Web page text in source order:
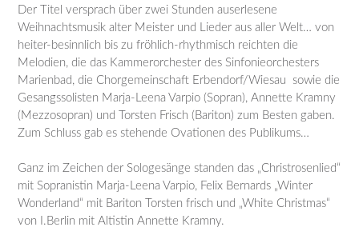
Der Titel versprach über zwei Stunden auserlesene
Weihnachtsmusik alter Meister und Lieder aus aller Welt… von
heiter-besinnlich bis zu fröhlich-rhythmisch reichten die
Melodien, die das Kammerorchester des Sinfonieorchesters
Marienbad, die Chorgemeinschaft Erbendorf/Wiesau sowie die
Gesangssolisten Marja-Leena Varpio (Sopran), Annette Kramny
(Mezzosopran) und Torsten Frisch (Bariton) zum Besten gaben.
Zum Schluss gab es stehende Ovationen des Publikums…
Ganz im Zeichen der Sologesänge standen das „Christrosenlied“
mit Sopranistin Marja-Leena Varpio, Felix Bernards „Winter
Wonderland“ mit Bariton Torsten frisch und „White Christmas“
von I.Berlin mit Altistin Annette Kramny.